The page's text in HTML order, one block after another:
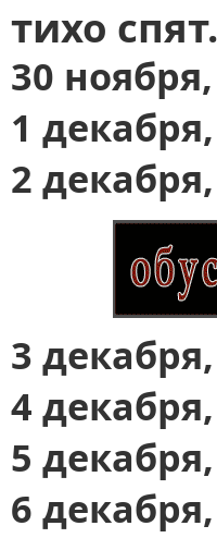
тихо
30
1
2
3
4
5
6